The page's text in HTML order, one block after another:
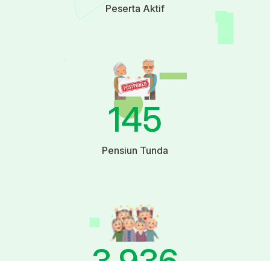
Peserta Aktif
145
Pensiun Tunda